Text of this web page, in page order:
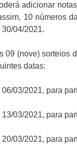
adicionar
10 números
04/2021.
09 (nove) sorteios
datas:
06/03/2021, para
13/03/2021, para
20/03/2021, para